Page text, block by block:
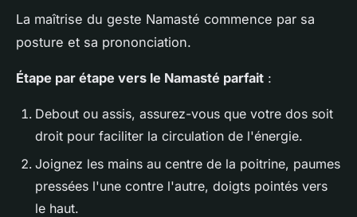
La maîtrise du geste Namasté commence par sa
posture et sa prononciation.
Étape par étape vers le Namasté parfait :
Debout ou assis, assurez-vous que votre dos soit
droit pour faciliter la circulation de l'énergie.
Joignez les mains au centre de la poitrine, paumes
pressées l'une contre l'autre, doigts pointés vers
le haut.